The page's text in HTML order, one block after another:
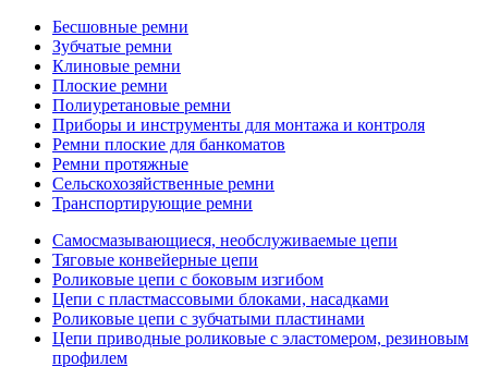
Бесшовные ремни
Зубчатые ремни
Клиновые ремни
Плоские ремни
Полиуретановые ремни
Приборы и инструменты для монтажа и контроля
Ремни плоские для банкоматов
Ремни протяжные
Сельскохозяйственные ремни
Транспортирующие ремни
Самосмазывающиеся, необслуживаемые цепи
Тяговые конвейерные цепи
Роликовые цепи с боковым изгибом
Цепи с пластмассовыми блоками, насадками
Роликовые цепи с зубчатыми пластинами
Цепи приводные роликовые с эластомером, резиновым
профилем